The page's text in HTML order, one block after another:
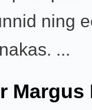
ning
...
Margus